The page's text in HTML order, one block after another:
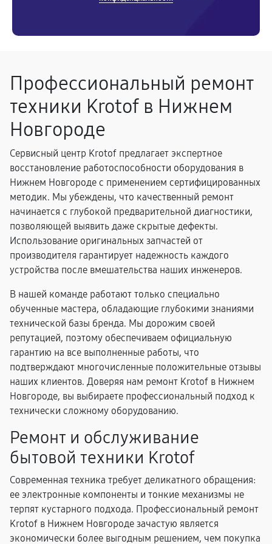
Профессиональный ремонт
техники Krotof в Нижнем
Новгороде
Сервисный центр Krotof предлагает экспертное
восстановление работоспособности оборудования в
Нижнем Новгороде с применением сертифицированных
методик. Мы убеждены, что качественный ремонт
начинается с глубокой предварительной диагностики,
позволяющей выявить даже скрытые дефекты.
Использование оригинальных запчастей от
производителя гарантирует надежность каждого
устройства после вмешательства наших инженеров.
В нашей команде работают только специально
обученные мастера, обладающие глубокими знаниями
технической базы бренда. Мы дорожим своей
репутацией, поэтому обеспечиваем официальную
гарантию на все выполненные работы, что
подтверждают многочисленные положительные отзывы
наших клиентов. Доверяя нам ремонт Krotof в Нижнем
Новгороде, вы выбираете профессиональный подход к
технически сложному оборудованию.
Ремонт и обслуживание
бытовой техники Krotof
Современная техника требует деликатного обращения:
ее электронные компоненты и тонкие механизмы не
терпят кустарного подхода. Профессиональный ремонт
Krotof в Нижнем Новгороде зачастую является
экономически более выгодным решением, чем покупка